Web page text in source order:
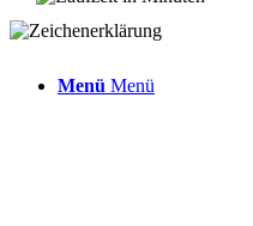
Menü Menü